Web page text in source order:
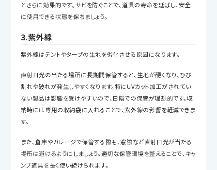
とさらに効果的です。サビを防ぐことで、道具の寿命を延ばし、安全
に使用できる状態を保ちましょう。
3.紫外線
紫外線はテントやタープの生地を劣化させる原因になります。
直射日光の当たる場所に長期間保管すると、生地が硬くなり、ひび
割れや破れが発生しやすくなります。特にUVカット加工がされてい
ない製品は影響を受けやすいので、日陰での保管が理想的です。収
納時には専用の収納袋に入れることで、紫外線の影響を軽減できま
す。
また、倉庫やガレージで保管する際も、窓際など直射日光が当たる
場所は避けるようにしましょう。適切な保管環境を整えることで、キャ
ンプ道具を長く使い続けられます。